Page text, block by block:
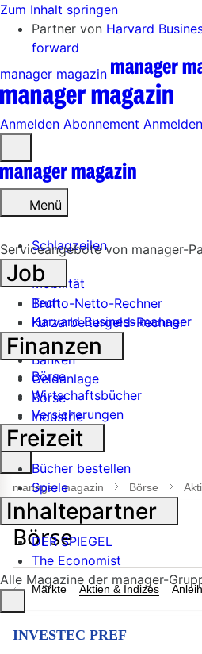
Zum Inhalt springen
Partner von Harvard
forward
manager magazin
Anmelden Abonnement Anmelden
öffnen
Menü
Schlagzeilen
Mobilität
Tech
Harvard Business manager
Handel
Banken
Geldanlage
Börse
Industrie
Suche
öffnen
manager magazin Börse
Märkte Aktien & Indizes
INVESTEC PREF
Serviceangebote von manager-
Job
Brutto-Netto-Rechner
Kurzarbeitergeld-Rechner
Finanzen
Börse
Wirtschaftsbücher
Versicherungen
Freizeit
Bücher bestellen
Spiele
Inhaltepartner
DER SPIEGEL
The Economist
Alle Magazine der manager-